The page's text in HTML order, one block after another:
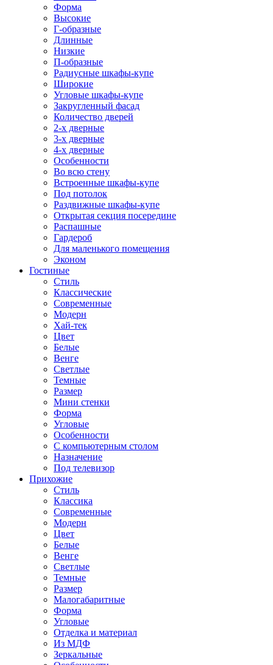
Форма
Высокие
Г-образные
Длинные
Низкие
П-образные
Радиусные шкафы-купе
Широкие
Угловые шкафы-купе
Закругленный фасад
Количество дверей
2-х дверные
3-х дверные
4-х дверные
Особенности
Во всю стену
Встроенные шкафы-купе
Под потолок
Раздвижные шкафы-купе
Открытая секция посередине
Распашные
Гардероб
Для маленького помещения
Эконом
Гостиные
Стиль
Классические
Современные
Модерн
Хай-тек
Цвет
Белые
Венге
Светлые
Темные
Размер
Мини стенки
Форма
Угловые
Особенности
С компьютерным столом
Назначение
Под телевизор
Прихожие
Стиль
Классика
Современные
Модерн
Цвет
Белые
Венге
Светлые
Темные
Размер
Малогабаритные
Форма
Угловые
Отделка и материал
Из МДФ
Зеркальные